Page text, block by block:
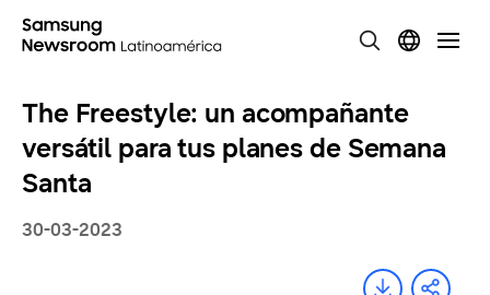
The Freestyle: un acompañante
versátil para tus planes de Semana
Santa
30-03-2023